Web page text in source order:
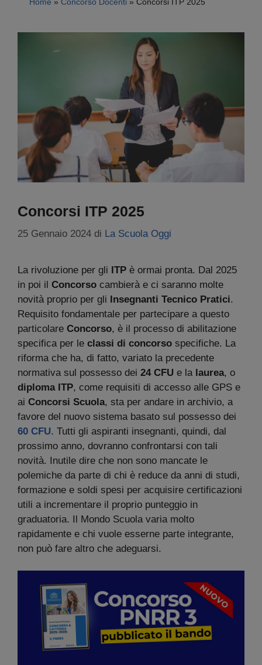
Concorsi ITP 2025
25 Gennaio 2024 di La Scuola Oggi
La rivoluzione per gli ITP è ormai pronta. Dal 2025
in poi il Concorso cambierà e ci saranno molte
novità proprio per gli Insegnanti Tecnico Pratici.
Requisito fondamentale per partecipare a questo
particolare Concorso, è il processo di abilitazione
specifica per le classi di concorso specifiche. La
riforma che ha, di fatto, variato la precedente
normativa sul possesso dei 24 CFU e la laurea, o
diploma ITP, come requisiti di accesso alle GPS e
ai Concorsi Scuola, sta per andare in archivio, a
favore del nuovo sistema basato sul possesso dei
60 CFU. Tutti gli aspiranti insegnanti, quindi, dal
prossimo anno, dovranno confrontarsi con tali
novità. Inutile dire che non sono mancate le
polemiche da parte di chi è reduce da anni di studi,
formazione e soldi spesi per acquisire certificazioni
utili a incrementare il proprio punteggio in
graduatoria. Il Mondo Scuola varia molto
rapidamente e chi vuole esserne parte integrante,
non può fare altro che adeguarsi.